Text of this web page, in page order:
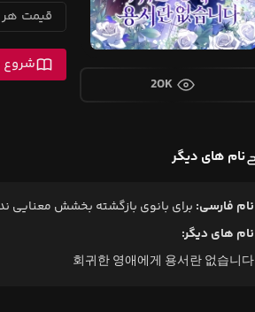
20K
قیمت هر
شروع
نام های دیگر
نام فارسی: برای بانوی بازگشته بخشش معنایی
نام های دیگر:
회귀한 영애에게 용서란 없습니다